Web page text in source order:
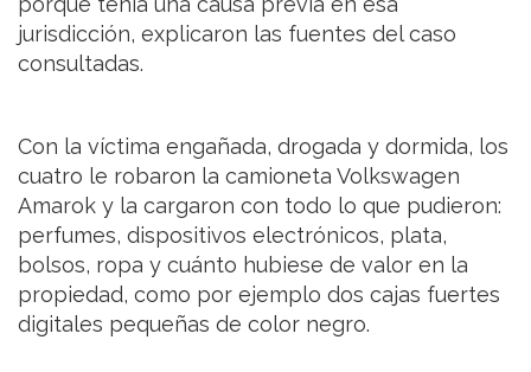
jurisdicción, explicaron las fuentes del caso
consultadas.
Con la víctima engañada, drogada y dormida, los
cuatro le robaron la camioneta Volkswagen
Amarok y la cargaron con todo lo que pudieron:
perfumes, dispositivos electrónicos, plata,
bolsos, ropa y cuánto hubiese de valor en la
propiedad, como por ejemplo dos cajas fuertes
digitales pequeñas de color negro.